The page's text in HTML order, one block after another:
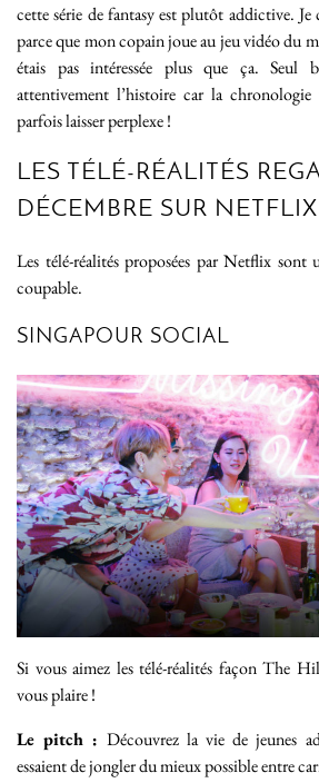
cette série de fantasy est plutôt addictive. Je
parce que mon copain joue au jeu vidéo du
étais pas intéressée plus que ça.
attentivement l’histoire car la
parfois laisser perplexe !
LES TÉLÉ-RÉALITÉS
DÉCEMBRE SUR NETFLIX
Les télé-réalités proposées par Netflix
coupable.
SINGAPOUR SOCIAL
Si vous aimez les télé-réalités façon The
vous plaire !
Le pitch : Découvrez la vie de jeunes
essaient de jongler du mieux possible entre